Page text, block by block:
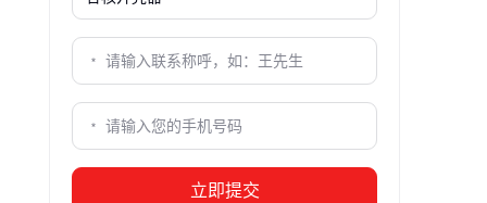
立即提交